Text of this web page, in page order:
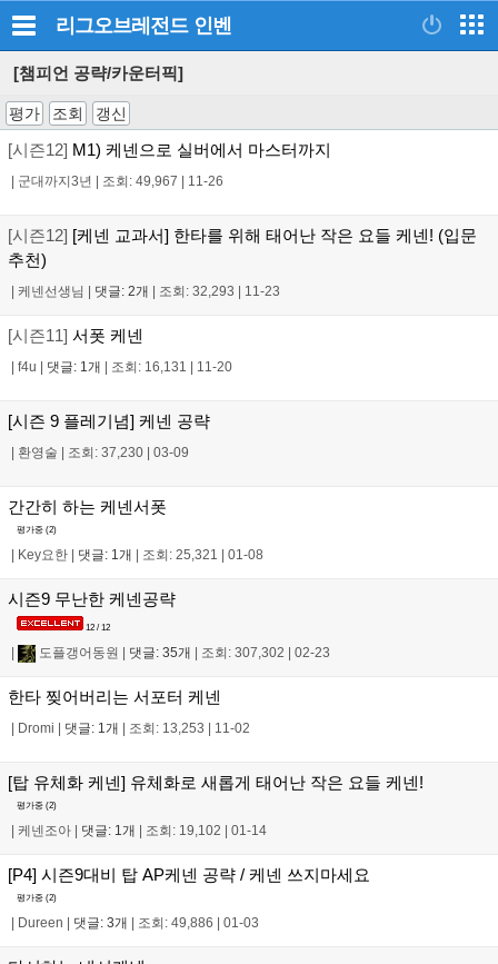
리그오브레전드 인벤
[챔피언 공략/카운터픽]
평가 조회 갱신
[시즌12] M1) 케넨으로 실버에서 마스터까지
군대까지3년 조회: 49,967 11-26
[시즌12] [케넨 교과서] 한타를 위해 태어난 작은 요들 케넨! (입문
추천)
케넨선생님 댓글: 2개 조회: 32,293 11-23
[시즌11] 서폿 케넨
f4u 댓글: 1개 조회: 16,131 11-20
[시즌 9 플레기념] 케넨 공략
환영술 조회: 37,230 03-09
간간히 하는 케넨서폿
평가중 (2)
Key요한 댓글: 1개 조회: 25,321 01-08
시즌9 무난한 케넨공략
12 / 12
| 도플갱어동원 | 댓글: 35개 | 조회: 307,302 | 02-23
한타 찢어버리는 서포터 케넨
| Dromi | 댓글: 1개 | 조회: 13,253 | 11-02
[탑 유체화 케넨] 유체화로 새롭게 태어난 작은 요들 케넨!
평가중 (2)
케넨조아 댓글: 1개 조회: 19,102 01-14
[P4] 시즌9대비 탑 AP케넨 공략 / 케넨 쓰지마세요
평가중 (2)
Dureen 댓글: 3개 조회: 49,886 01-03